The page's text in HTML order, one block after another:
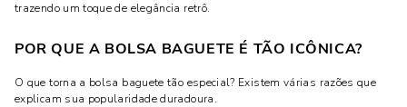
trazendo um toque de elegância retrô.
POR QUE A BOLSA BAGUETE É TÃO ICÔNICA?
O que torna a bolsa baguete tão especial? Existem várias razões que
explicam sua popularidade duradoura.